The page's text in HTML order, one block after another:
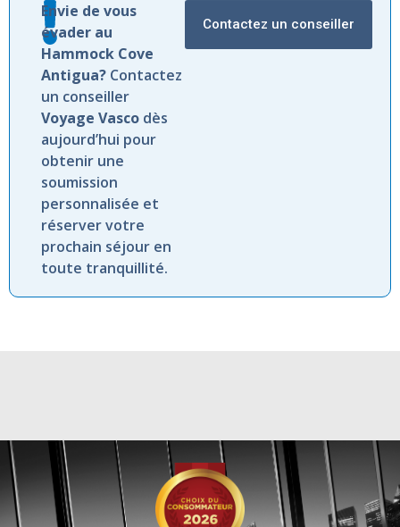
Envie de vous
évader au
Hammock Cove
Antigua? Contactez
un conseiller
Voyage Vasco dès
aujourd’hui pour
obtenir une
soumission
personnalisée et
réserver votre
prochain séjour en
toute tranquillité.
Contactez un conseiller